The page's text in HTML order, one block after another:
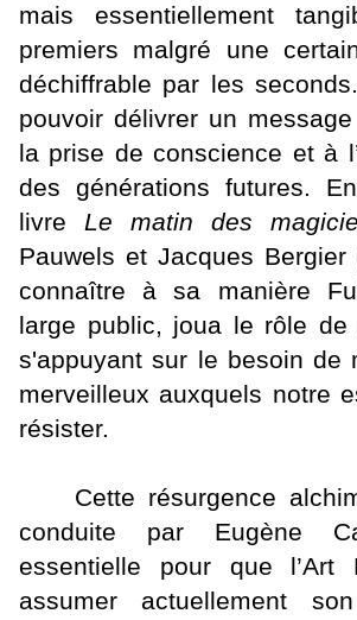
mais essentiellement
premiers malgré une
déchiffrable par les
pouvoir délivrer un
la prise de conscience et à
des générations futures.
livre Le matin des
Pauwels et Jacques
connaître à sa manière
large public, joua le rôle de
s'appuyant sur le besoin de
merveilleux auxquels notre
résister.
Cette résurgence
conduite par Eugène
essentielle pour que l’Art
assumer actuellement